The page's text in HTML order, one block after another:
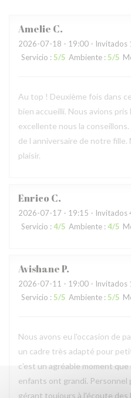
Amelie C
2026-07-18 - 19:00 - Invitados
Servicio : 5/5 Ambiente : 5/5
Au top ! Deuxième fois dans
bien accueilli. Nous avions pris
excellente nous la
de l anniversaire de notre
plaisir.
Enrico C
2026-07-17 - 19:15 - Invitados
Servicio : 4/5 Ambiente : 4/5
AvishaneP
2026-07-11 - 19:00 - Invitados
Servicio : 5/5 Ambiente : 5/5
Nous avons eu l'occasion de
un cadre très adapté pour
c'est un agréable moment
enfants ont grandi. Personnel
gérant toujours à l'écoute des